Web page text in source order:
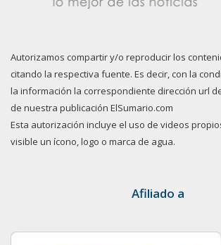
Autorizamos compartir y/o reproducir los
citando la respectiva fuente. Es decir, con la
la información la correspondiente dirección url
de nuestra publicación ElSumario.com
Esta autorización incluye el uso de videos
visible un ícono, logo o marca de agua.
Afiliado a